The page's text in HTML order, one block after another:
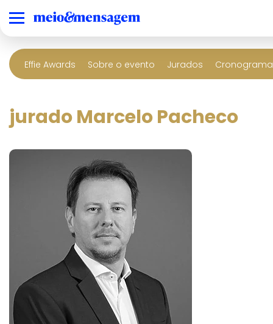
Effie Awards Sobre o evento Jurados
jurado Marcelo Pacheco